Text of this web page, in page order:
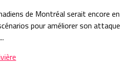
de Montréal serait encore en
pour améliorer son attaque